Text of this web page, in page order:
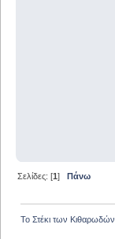
Σελίδες: [1] Πάνω
Το Στέκι των Κιθαρωδών